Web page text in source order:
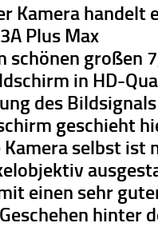
Kamera handelt
Plus Max
schönen großen
in HD-
des
geschieht
Kamera selbst ist
einen sehr
hinter